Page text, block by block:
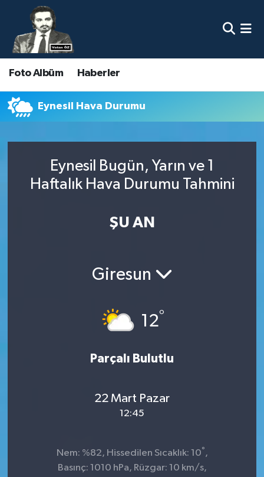
Foto Albüm Haberler
Eynesil Hava Durumu
Eynesil Bugün, Yarın ve 1
Haftalık Hava Durumu Tahmini
ŞU AN
Giresun
12°
Parçalı Bulutlu
22 Mart Pazar
12:45
Nem: %82, Hissedilen Sıcaklık: 10° ,
Basınç: 1010 hPa, Rüzgar: 10 km/s,
Nöbetçi Eczaneler
Hava Durumu
Namaz Vakitleri
Süper Lig Puan Durumu ve Fikstür
Son Dakika Haberleri